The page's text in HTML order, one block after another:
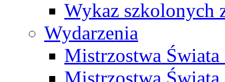
Wykaz szkolonych
Wydarzenia
Mistrzostwa
Mistrzostwa